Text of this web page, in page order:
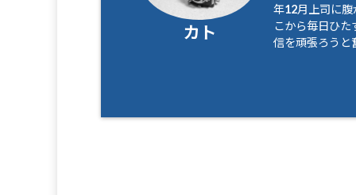
カト
年12月上司に
こから毎日ひ
信を頑張ろうと